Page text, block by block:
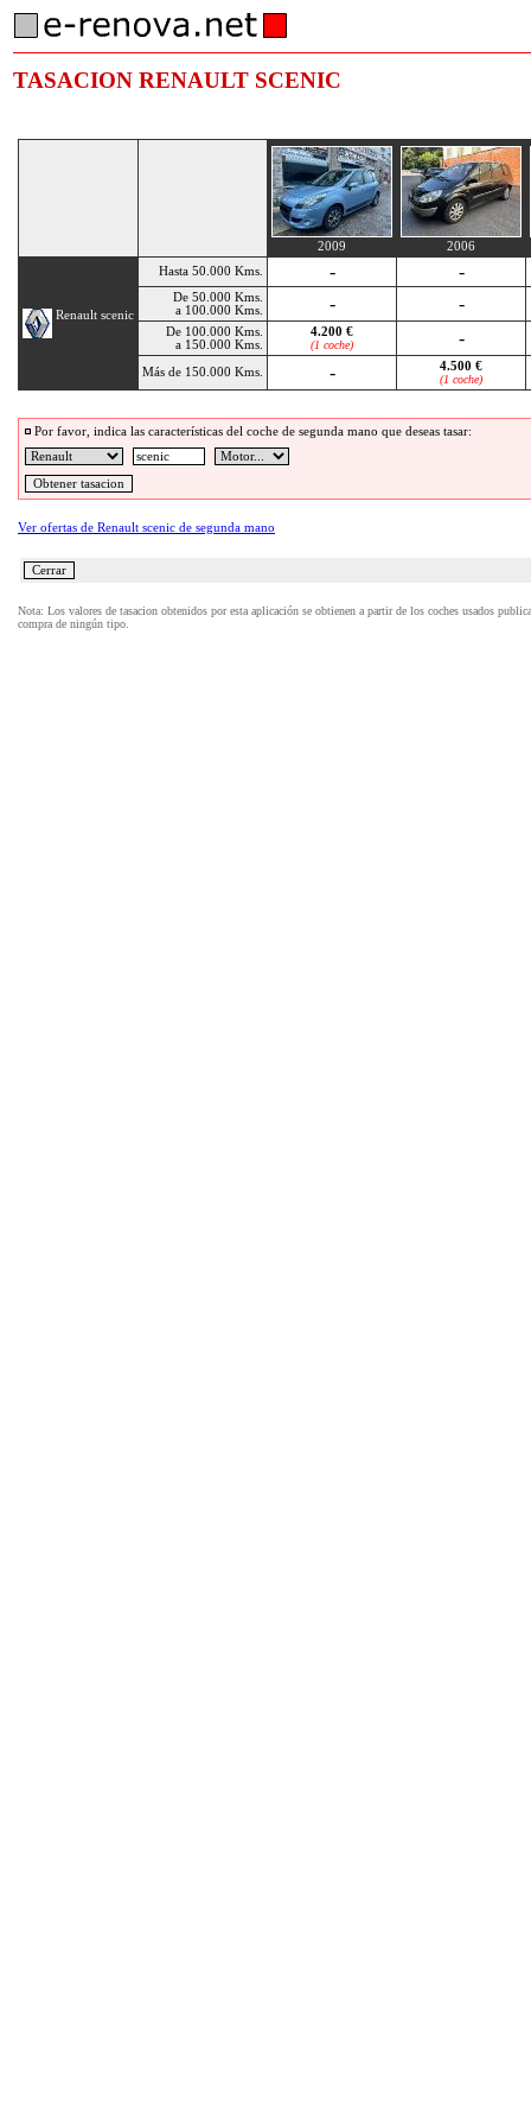
TASACION RENAULT SCENIC
2009 2006
Renault scenic
Hasta 50.000 Kms. - -
De 50.000 Kms.
a 100.000 Kms.
- -
De 100.000 Kms.
a 150.000 Kms.
4.200 €
(1 coche)
-
Más de 150.000 Kms. -
4.500 €
(1 coche)
Por favor, indica las características del coche de segunda mano que deseas tasar:
Ver ofertas de Renault scenic de segunda mano
Nota: Los valores de tasacion obtenidos por esta aplicación se obtienen a partir de los coches usados
compra de ningún tipo.